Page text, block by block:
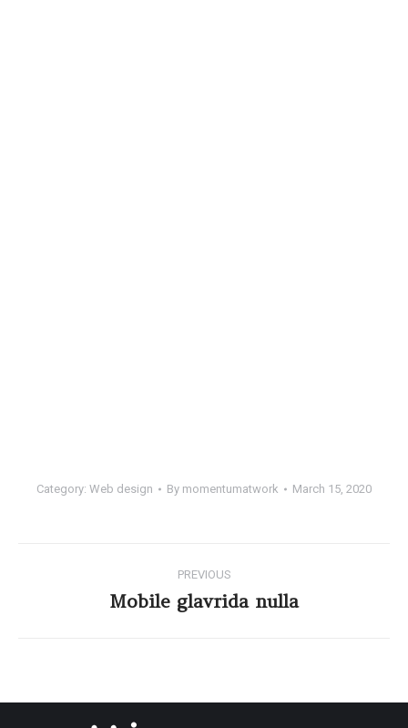
Category: Web design By momentumatwork March 15, 2020
PREVIOUS
Mobile glavrida nulla